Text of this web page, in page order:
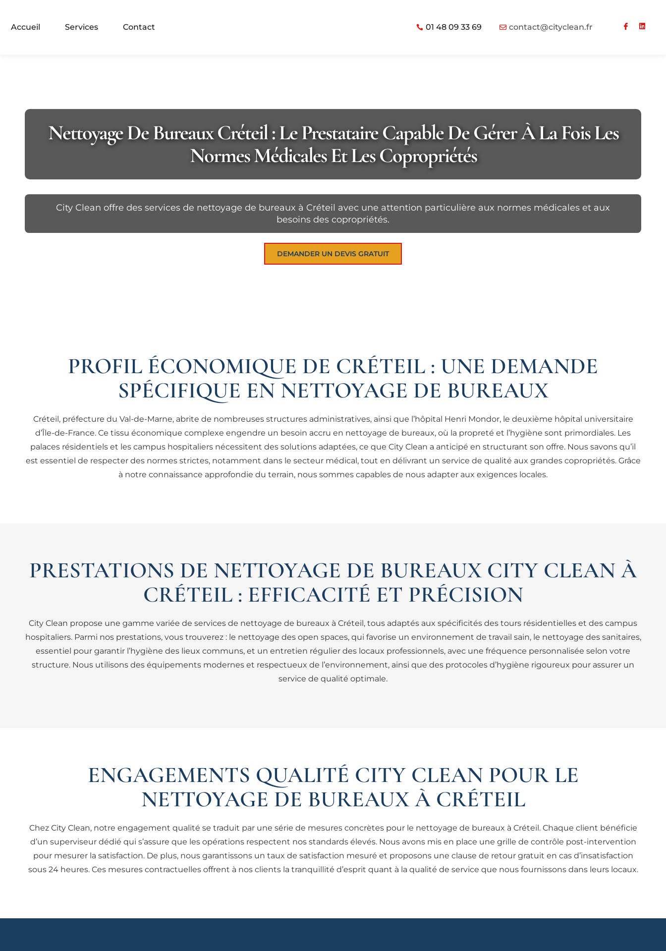
Accueil Services Contact 01 48 09 33 69 contact@cityclean.fr
Nettoyage De Bureaux Créteil : Le Prestataire Capable De Gérer À La Fois Les
Normes Médicales Et Les Copropriétés
City Clean offre des services de nettoyage de bureaux à Créteil avec une attention particulière aux normes médicales et aux
besoins des copropriétés.
DEMANDER UN DEVIS GRATUIT
PROFIL ÉCONOMIQUE DE CRÉTEIL : UNE DEMANDE
SPÉCIFIQUE EN NETTOYAGE DE BUREAUX
Créteil, préfecture du Val-de-Marne, abrite de nombreuses structures administratives, ainsi que l’hôpital Henri Mondor, le deuxième hôpital universitaire
d’Île-de-France. Ce tissu économique complexe engendre un besoin accru en nettoyage de bureaux, où la propreté et l’hygiène sont primordiales. Les
palaces résidentiels et les campus hospitaliers nécessitent des solutions adaptées, ce que City Clean a anticipé en structurant son offre. Nous savons qu’il
est essentiel de respecter des normes strictes, notamment dans le secteur médical, tout en délivrant un service de qualité aux grandes copropriétés. Grâce
à notre connaissance approfondie du terrain, nous sommes capables de nous adapter aux exigences locales.
PRESTATIONS DE NETTOYAGE DE BUREAUX CITY CLEAN À
CRÉTEIL : EFFICACITÉ ET PRÉCISION
City Clean propose une gamme variée de services de nettoyage de bureaux à Créteil, tous adaptés aux spécificités des tours résidentielles et des campus
hospitaliers. Parmi nos prestations, vous trouverez : le nettoyage des open spaces, qui favorise un environnement de travail sain, le nettoyage des sanitaires,
essentiel pour garantir l’hygiène des lieux communs, et un entretien régulier des locaux professionnels, avec une fréquence personnalisée selon votre
structure. Nous utilisons des équipements modernes et respectueux de l’environnement, ainsi que des protocoles d’hygiène rigoureux pour assurer un
service de qualité optimale.
ENGAGEMENTS QUALITÉ CITY CLEAN POUR LE
NETTOYAGE DE BUREAUX À CRÉTEIL
Chez City Clean, notre engagement qualité se traduit par une série de mesures concrètes pour le nettoyage de bureaux à Créteil. Chaque client bénéficie
d’un superviseur dédié qui s’assure que les opérations respectent nos standards élevés. Nous avons mis en place une grille de contrôle post-intervention
pour mesurer la satisfaction. De plus, nous garantissons un taux de satisfaction mesuré et proposons une clause de retour gratuit en cas d’insatisfaction
sous 24 heures. Ces mesures contractuelles offrent à nos clients la tranquillité d’esprit quant à la qualité de service que nous fournissons dans leurs locaux.